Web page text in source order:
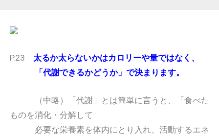
P.23 太るか太らないかはカロリーや量ではなく、
「代謝できるかどうか」で決まります。
（中略）「代謝」とは簡単に言うと、「食べた
ものを消化・分解して
必要な栄養素を体内にとり入れ、活動するエネ